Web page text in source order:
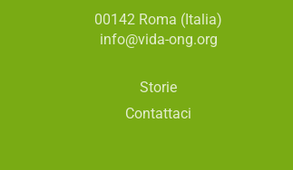
00142 Roma (Italia)
info@vida-ong.org
Storie
Contattaci